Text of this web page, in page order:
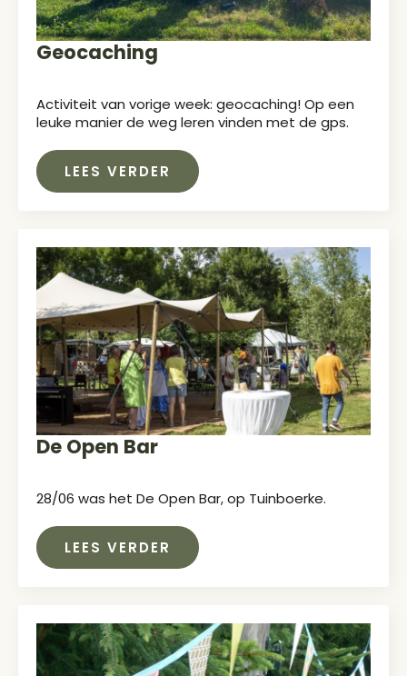
Geocaching
Activiteit van vorige week: geocaching! Op een
leuke manier de weg leren vinden met de gps.
LEES VERDER
De Open Bar
28/06 was het De Open Bar, op Tuinboerke.
LEES VERDER